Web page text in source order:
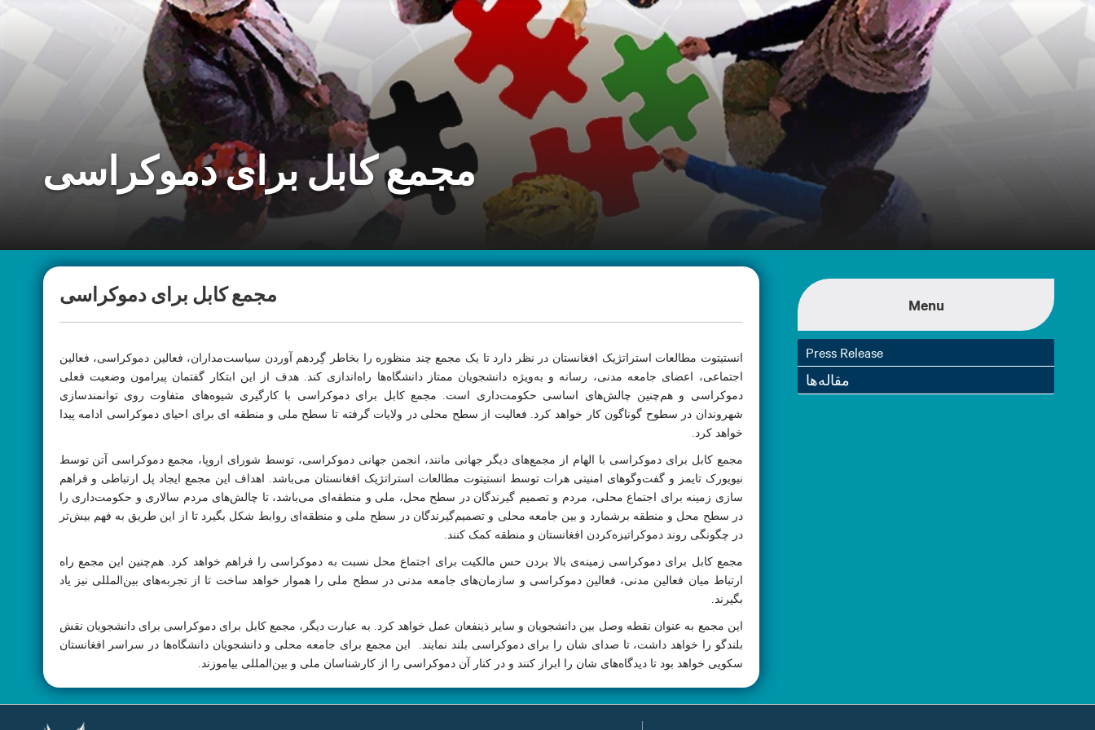
مجمع کابل برای دموکراسی
مجمع کابل برای دموکراسی
انستیتوت مطالعات استراتژیک افغانستان در نظر دارد تا یک مجمع چند منظوره را بخاطر گِردهم آوردن سیاست‌مداران، فعالین دموکراسی، فعالین
اجتماعی، اعضای جامعه مدنی، رسانه و به‌ویژه دانشجویان ممتاز دانشگاه‌ها راه‌اندازی کند. هدف از این ابتکار گفتمان پیرامون وضعیت فعلی
دموکراسی و هم‌چنین چالش‌های اساسی حکومت‌داری است. مجمع کابل برای دموکراسی با کارگیری شیوه‌های متفاوت روی توانمندسازی
شهروندان در سطوح گوناگون کار خواهد کرد. فعالیت از سطح محلی در ولایات گرفته تا سطح ملی و منطقه ای برای احیای دموکراسی ادامه پیدا
خواهد کرد.
مجمع کابل برای دموکراسی با الهام از مجمع‌های دیگر جهانی مانند، انجمن جهانی دموکراسی، توسط شورای اروپا، مجمع دموکراسی آتن توسط
نیویورک تایمز و گفت‌وگوهای امنیتی هرات توسط انستیتوت مطالعات استراتژیک افغانستان می‌باشد. اهداف این مجمع ایجاد پل ارتباطی و فراهم
سازی زمینه برای اجتماع محلی، مردم و تصمیم گیرندگان در سطح محل، ملی و منطقه‎‌ای می‌باشد، تا چالش‌های مردم سالاری و حکومت‎‌داری را
در سطح محل و منطقه برشمارد و بین جامعه محلی و تصمیم‌گیرندگان در سطح ملی و منطقه‌ای‌ روابط شکل بگیرد تا از این طریق به فهم بیش‌تر
در چگونگی روند دموکراتیزه‌کردن افغانستان و منطقه کمک کنند.
مجمع کابل برای دموکراسی زمینه‌ی بالا بردن حس مالکیت برای اجتماع محل نسبت به دموکراسی را فراهم خواهد کرد. هم‌چنین این مجمع راه
ارتباط میان فعالین مدنی، فعالین دموکراسی و سازمان‌های جامعه مدنی در سطح ملی را هموار خواهد ساخت تا از تجربه‌های بین‌المللی نیز یاد
بگیرند.
این مجمع به عنوان نقطه وصل بین دانشجویان و سایر ذینفعان عمل خواهد کرد. به عبارت دیگر، مجمع کابل برای دموکراسی برای دانشجویان نقش
بلندگو را خواهد داشت، تا صدای شان را برای دموکراسی بلند نمایند. این مجمع برای جامعه محلی و دانشجویان دانشگاه‌ها در سراسر افغانستان
سکویی خواهد بود تا دیدگاه‌های شان را ابراز کنند و در کنار آن دموکراسی را از کارشناسان ملی و بین‌المللی بیاموزند.
Menu
Press Release
مقاله‌ها